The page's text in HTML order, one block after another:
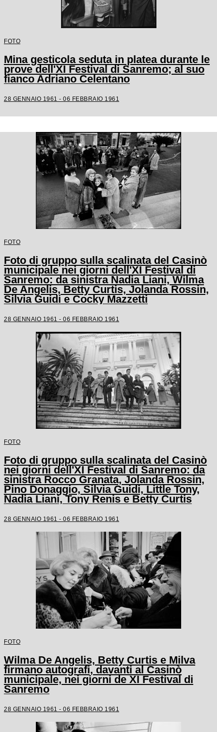
FOTO
Mina gesticola seduta in platea durante le
prove dell'XI Festival di Sanremo; al suo
fianco Adriano Celentano
28 GENNAIO 1961 - 06 FEBBRAIO 1961
FOTO
Foto di gruppo sulla scalinata del Casinò
municipale nei giorni dell'XI Festival di
Sanremo: da sinistra Nadia Liani, Wilma
De Angelis, Betty Curtis, Jolanda Rossin,
Silvia Guidi e Cocky Mazzetti
28 GENNAIO 1961 - 06 FEBBRAIO 1961
FOTO
Foto di gruppo sulla scalinata del Casinò
nei giorni dell'XI Festival di Sanremo: da
sinistra Rocco Granata, Jolanda Rossin,
Pino Donaggio, Silvia Guidi, Little Tony,
Nadia Liani, Tony Renis e Betty Curtis
28 GENNAIO 1961 - 06 FEBBRAIO 1961
FOTO
Wilma De Angelis, Betty Curtis e Milva
firmano autografi, davanti al Casinò
municipale, nei giorni de XI Festival di
Sanremo
28 GENNAIO 1961 - 06 FEBBRAIO 1961